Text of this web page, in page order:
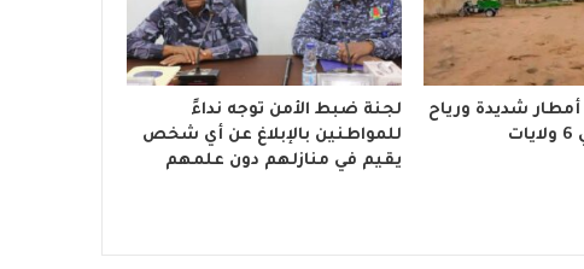
شديدة ورياح
لجنة ضبط الأمن توجه نداءً
للمواطنين بالإبلاغ عن أي شخص
يقيم في منازلهم دون علمهم